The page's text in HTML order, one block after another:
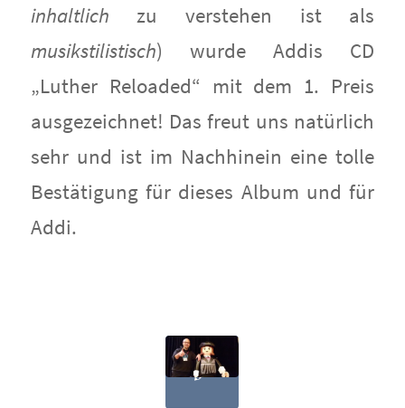
inhaltlich zu verstehen ist als
musikstilistisch) wurde Addis CD
„Luther Reloaded“ mit dem 1. Preis
ausgezeichnet! Das freut uns natürlich
sehr und ist im Nachhinein eine tolle
Bestätigung für dieses Album und für
Addi.